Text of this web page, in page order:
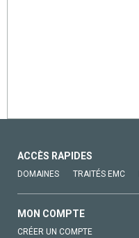
ACCÈS RAPIDES
DOMAINES TRAITÉS EMC
MON COMPTE
CRÉER UN COMPTE